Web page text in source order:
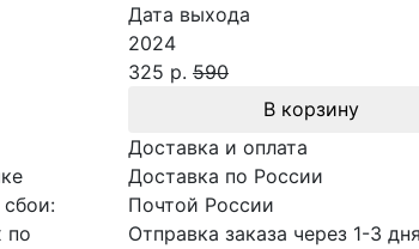
Дата выхода
2024
325 р. 590
В корзину
по
Доставка и оплата
Доставка по России
Почтой России
Отправка заказа через 1-3